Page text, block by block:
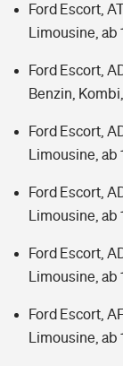
Ford Escort,
Limousine, ab
Ford Escort,
Benzin,
Ford Escort,
Limousine, ab
Ford Escort,
Limousine, ab
Ford Escort,
Limousine, ab
Ford Escort,
Limousine, ab